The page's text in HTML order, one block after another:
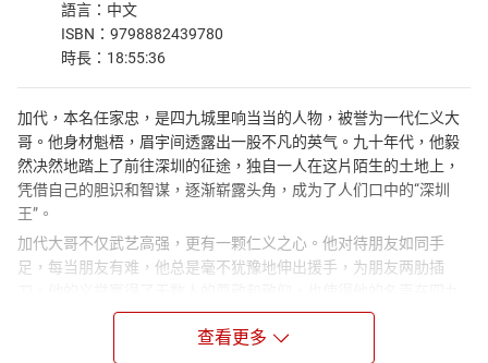
語言：中文
ISBN：9798882439780
時長：18:55:36
加代，本名任家忠，是四九城里响当当的人物，被誉为一代仁义大
哥。他身材魁梧，眉宇间透露出一股不凡的英气。九十年代，他毅
然决然地踏上了前往深圳的征途，独自一人在这片陌生的土地上，
凭借自己的胆识和智谋，逐渐崭露头角，成为了人们口中的“深圳
王”。
加代大哥不仅武艺高强，更有一颗仁义之心。他对待朋友如同手
足，每当朋友有难，他总是毫不犹豫地伸出援手，为朋友两肋插
城江湖中愈发响亮。
他与香港悍匪张子强的结识，更是成为了他人生中的一段传奇。两
查看更多